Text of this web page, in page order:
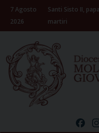
Skip
content
7 Agosto
2026
Santi Sisto II,
martiri